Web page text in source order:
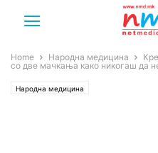
Home Народна медицина
со две мачкања како никогаш да
Народна медицина